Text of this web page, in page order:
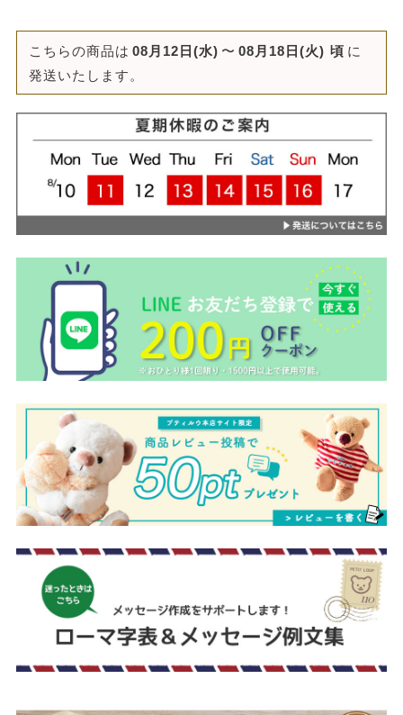
こちらの商品は 08月12日(水) 〜 08月18日(火) 頃 に
発送いたします。